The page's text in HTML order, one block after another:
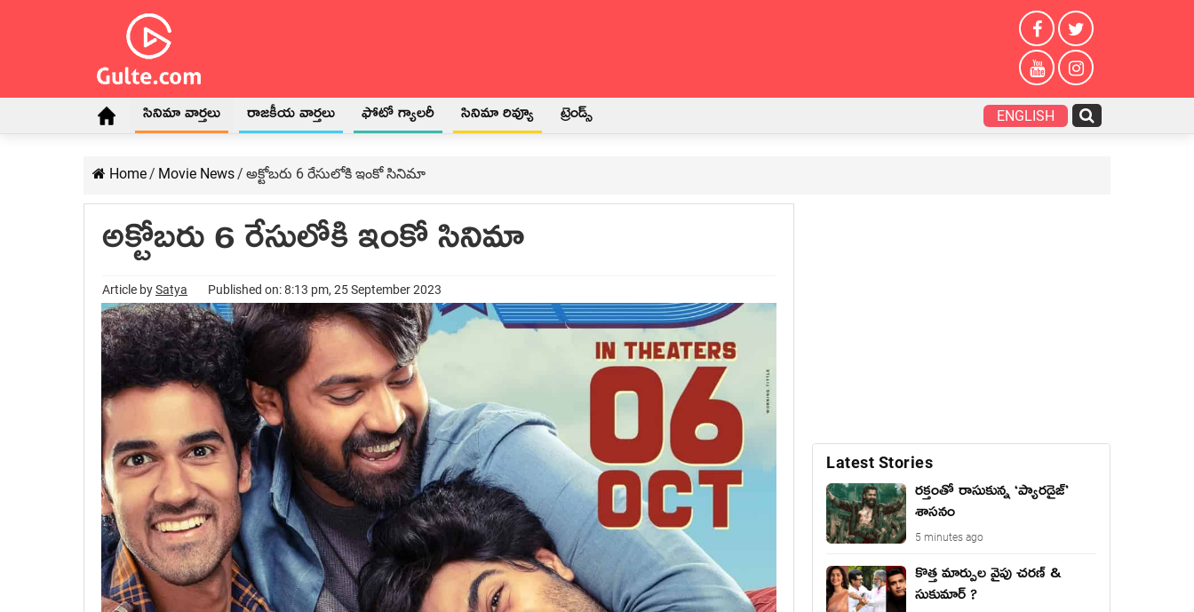
సినిమా వార్తలు రాజకీయ వార్తలు ఫోటో గ్యాలరీ సినిమా రివ్యూ ట్రెండ్స్ ENGLISH
Home/ Movie News/ అక్టోబరు 6 రేసులోకి ఇంకో సినిమా
అక్టోబరు 6 రేసులోకి ఇంకో సినిమా
Article bySatya Published on: 8:13 pm, 25 September 2023
Latest Stories
రక్తంతో రాసుకున్న ‘ప్యారడైజ్’
శాసనం
5 minutes ago
కొత్త మార్పుల వైపు చరణ్ &
సుకుమార్ ?